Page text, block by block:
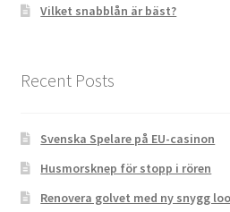
Vilket snabblån är bäst?
Recent Posts
Svenska Spelare på EU-casinon
Husmorsknep för stopp i rören
Renovera golvet med ny snygg